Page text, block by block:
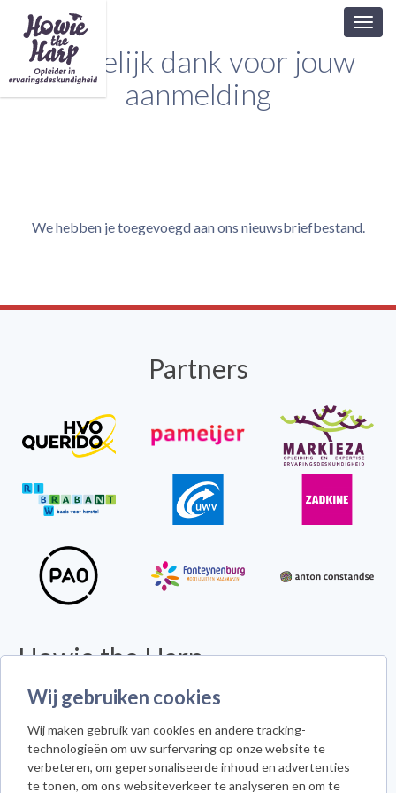
Wij gebruiken cookies
Wij maken gebruik van cookies en andere tracking-
technologieën om uw surfervaring op onze website te
verbeteren, om gepersonaliseerde inhoud en advertenties
te tonen, om ons websiteverkeer te analyseren en om te
Hartelijk dank voor jouw
aanmelding
We hebben je toegevoegd aan ons nieuwsbriefbestand.
Partners
Howie the Harp
© 2026 - Alle rechten voorbehouden -Disclaimer
Cookie instellingen